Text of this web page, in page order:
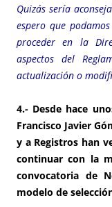
Quizás sería
espero que
proceder en la
aspectos del
actualización o
4.- Desde hace
Francisco Javier
y a Registros han
continuar con la
convocatoria de
modelo de